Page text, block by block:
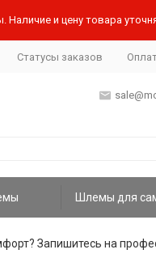
Наличие и цену товара
Статусы заказов
Шлемы для
Запишитесь на